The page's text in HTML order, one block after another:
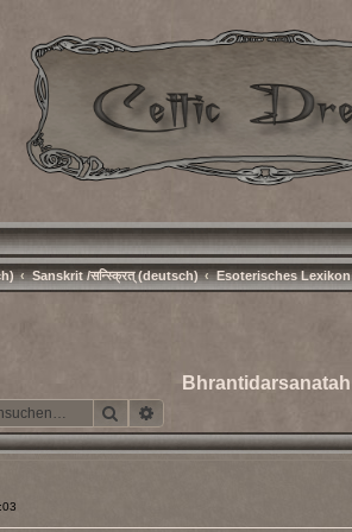
Sanskrit /सन्स्क्रित् (deutsch) Esoterisches Lexikon
Bhrantidarsanatah
Suche